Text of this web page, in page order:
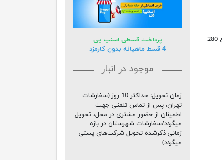
پرده پانچی کهکشان، دوتایی دو عدد پرده با عرض 140 سانتی متر و با ارتفاع 280
پرداخت قسطی اسنپ پی
4 قسط ماهیانه بدون کارمزد
موجود در انبار
زمان تحویل:
حداکثر 10 روز (سفارشات
تهران، پس از تماس تلفنی جهت
اطمینان از حضور مشتری در محل، تحویل
میگردد/سفارشات شهرستان در بازه
زمانی ذکرشده تحویل شرکت‌های پستی
میگردد)